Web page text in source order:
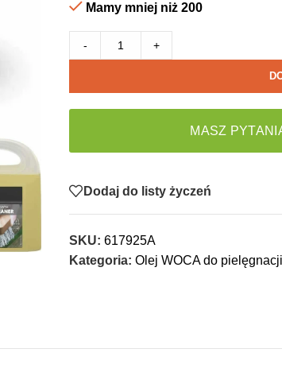
Mamy mniej niż 200
- +
MASZ
Dodaj do listy życzeń
SKU: 617925A
Kategoria: Olej WOCA do